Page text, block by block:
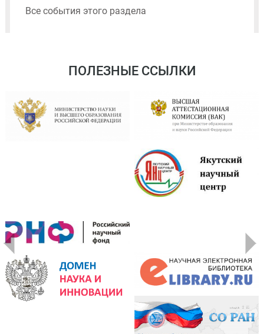
Все события этого раздела
ПОЛЕЗНЫЕ ССЫЛКИ